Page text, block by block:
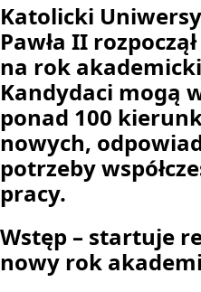
Katolicki
Pawła II
na rok
Kandydaci mogą
ponad 100
nowych,
potrzeby
pracy.
Wstęp – startuje
nowy rok